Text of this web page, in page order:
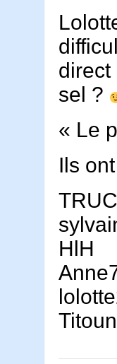
direct
sel ?
« Le
Ils
HlH